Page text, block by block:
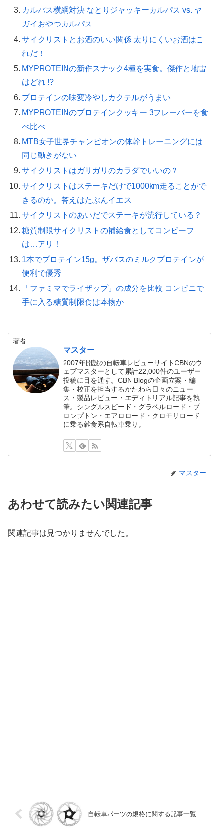
カルパス横綱対決 なとりジャッキーカルパス vs. ヤ
ガイおやつカルパス
サイクリストとお酒のいい関係 太りにくいお酒はこ
れだ！
MYPROTEINの新作スナック4種を実食。傑作と地雷
はどれ !?
プロテインの味変冷やしカクテルがうまい
MYPROTEINのプロテインクッキー 3フレーバーを食
べ比べ
MTB女子世界チャンピオンの体幹トレーニングには
同じ動きがない
サイクリストはガリガリのカラダでいいの？
サイクリストはステーキだけで1000km走ることがで
きるのか。答えはたぶんイエス
サイクリストのあいだでステーキが流行している？
糖質制限サイクリストの補給食としてコンビーフ
は…アリ！
1本でプロテイン15g。ザバスのミルクプロテインが
便利で優秀
「ファミマでライザップ」の成分を比較 コンビニで
手に入る糖質制限食は本物か
著者
マスター
2007年開設の自転車レビューサイトCBNのウ
ェブマスターとして累計22,000件のユーザー
投稿に目を通す。CBN Blogの企画立案・編
集・校正を担当するかたわら日々のニュー
ス・製品レビュー・エディトリアル記事を執
筆。シングルスピード・グラベルロード・ブ
ロンプトン・エアロロード・クロモリロード
に乗る雑食系自転車乗り。
マスター
あわせて読みたい関連記事
関連記事は見つかりませんでした。
自転車パーツの規格に関する記事一覧